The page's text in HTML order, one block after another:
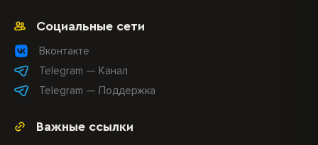
Важные ссылки
Социальные сети
Вконтакте
Telegram — Канал
Telegram — Поддержка